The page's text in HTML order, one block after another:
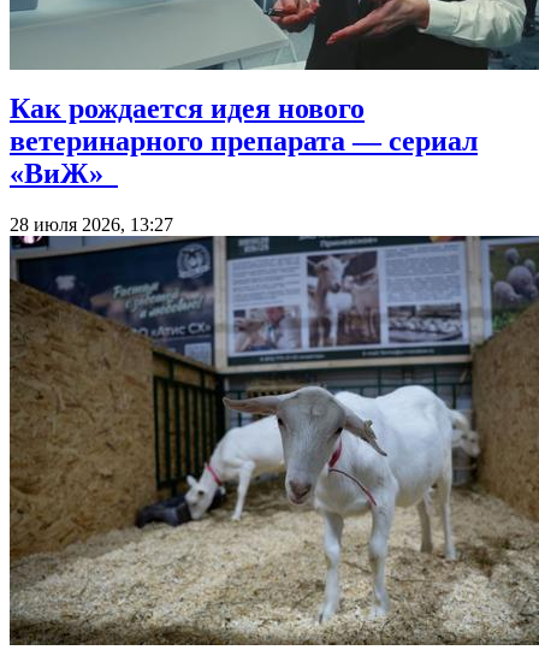
Как рождается идея нового
ветеринарного препарата — сериал
«ВиЖ»
28 июля 2026, 13:27